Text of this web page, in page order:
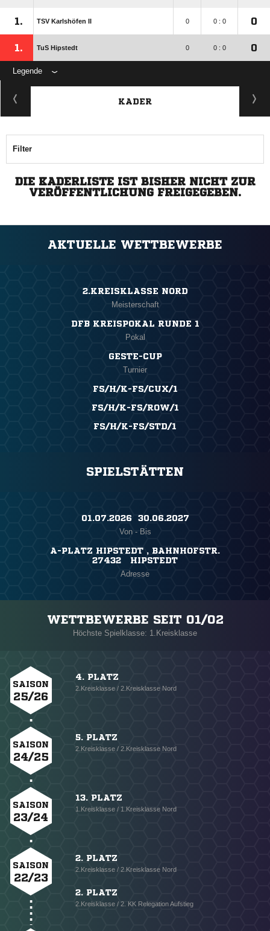
1. TSV Karlshöfen II 0 0 : 0 0
1. TuS Hipstedt 0 0 : 0 0
Legende
KADER
Filter
DIE KADERLISTE IST BISHER NICHT ZUR
VERÖFFENTLICHUNG FREIGEGEBEN.
AKTUELLE WETTBEWERBE
2.KREISKLASSE NORD
Meisterschaft
DFB KREISPOKAL RUNDE 1
Pokal
GESTE-CUP
Turnier
FS/H/K-FS/CUX/1
FS/H/K-FS/ROW/1
FS/H/K-FS/STD/1
SPIELSTÄTTEN
01.07.2026 ​ 30.06.2027
Von - Bis
A-PLATZ HIPSTEDT , BAHNHOFSTR.
27432 HIPSTEDT
Adresse
WETTBEWERBE SEIT 01/02
Höchste Spielklasse: 1.Kreisklasse
SAISON
25/26
4. PLATZ
2.Kreisklasse / 2.Kreisklasse Nord
SAISON
24/25
5. PLATZ
2.Kreisklasse / 2.Kreisklasse Nord
SAISON
23/24
13. PLATZ
1.Kreisklasse / 1.Kreisklasse Nord
SAISON
22/23
2. PLATZ
2.Kreisklasse / 2.Kreisklasse Nord
2. PLATZ
2.Kreisklasse / 2. KK Relegation Aufstieg